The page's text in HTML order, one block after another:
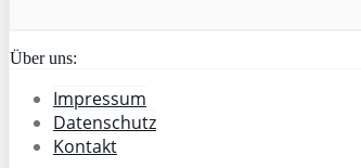
Über uns:
Impressum
Datenschutz
Kontakt